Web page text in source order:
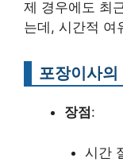
제 경우에도 최
는데, 시간적 여
포장이사의
장점 :
시간